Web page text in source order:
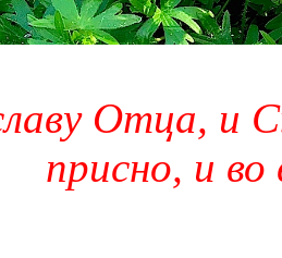
Отца, и
присно, и во